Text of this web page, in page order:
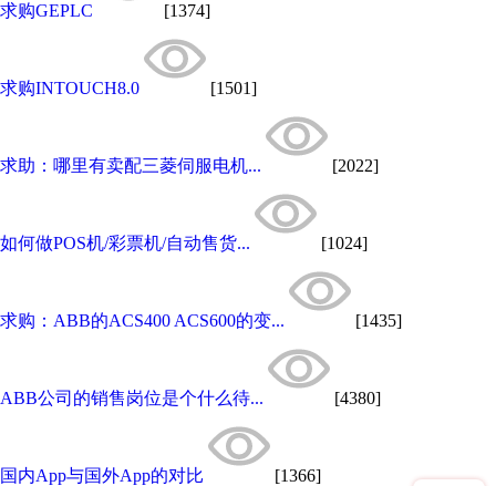
求购GEPLC [1374]
求购INTOUCH8.0 [1501]
求助：哪里有卖配三菱伺服电机... [2022]
如何做POS机/彩票机/自动售货... [1024]
求购：ABB的ACS400 ACS600的变... [1435]
ABB公司的销售岗位是个什么待... [4380]
国内App与国外App的对比 [1366]